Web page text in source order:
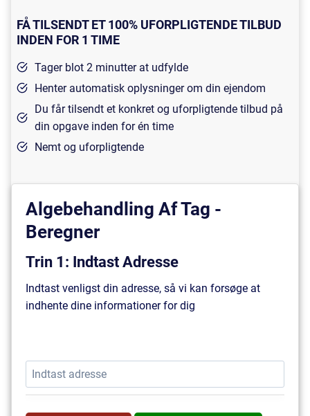
FÅ TILSENDT ET 100% UFORPLIGTENDE TILBUD
INDEN FOR 1 TIME
Tager blot 2 minutter at udfylde
Henter automatisk oplysninger om din ejendom
Du får tilsendt et konkret og uforpligtende tilbud på
din opgave inden for én time
Nemt og uforpligtende
Algebehandling Af Tag -
Beregner
Trin 1: Indtast Adresse
Indtast venligst din adresse, så vi kan forsøge at
indhente dine informationer for dig